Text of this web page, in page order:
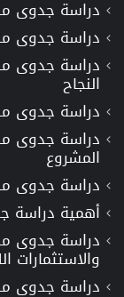
دراسة جدوى
دراسة جدوى
دراسة جدوى
النجاح
دراسة جدوى
دراسة جدوى
المشروع
دراسة جدوى
أهمية دراسة
دراسة جدوى
والاستثمارات
دراسة جدوى